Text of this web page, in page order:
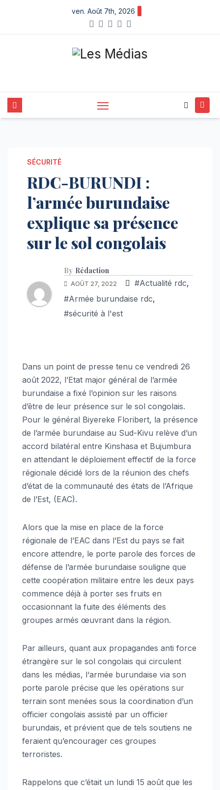
content
ven. Août 7th, 2026
SÉCURITÉ
RDC-BURUNDI :
l’armée burundaise
explique sa présence
sur le sol congolais
By Rédaction
AOÛT 27, 2022 #Actualité rdc,
#Armée burundaise rdc,
#sécurité à l'est
Dans un point de presse tenu ce vendredi 26
août 2022, l’Etat major général de l’armée
burundaise a fixé l’opinion sur les raisons
d’être de leur présence sur le sol congolais.
Pour le général Biyereke Floribert, la présence
de l’armée burundaise au Sud-Kivu relève d’un
accord bilatéral entre Kinshasa et Bujumbura
en attendant le déploiement effectif de la force
régionale décidé lors de la réunion des chefs
d’état de la communauté des états de l’Afrique
de l’Est, (EAC).
Alors que la mise en place de la force
régionale de l’EAC dans l’Est du pays se fait
encore attendre, le porte parole des forces de
défense de l’armée burundaise souligne que
cette coopération militaire entre les deux pays
commence déjà à porter ses fruits en
occasionnant la fuite des éléments des
groupes armés œuvrant dans la région.
Par ailleurs, quant aux propagandes anti force
étrangère sur le sol congolais qui circulent
dans les médias, l‘armée burundaise via son
porte parole précise que les opérations sur
terrain sont menées sous la coordination d’un
officier congolais assisté par un officier
burundais, et prévient que de tels soutiens ne
feraient qu’encourager ces groupes
terroristes.
Rappelons que c’était un lundi 15 août que les